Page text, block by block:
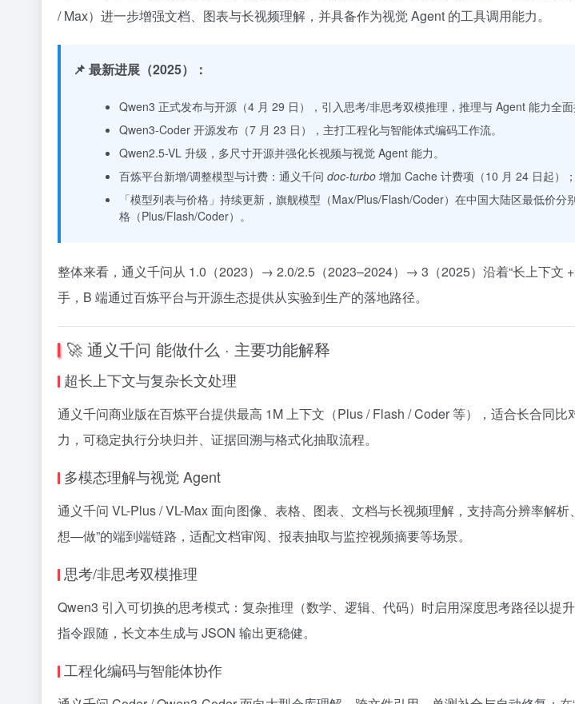
/ Max）进一步增强文档、图表与长视频理解，并具备作为视觉 Agent 的工具调用能力。
📌 最新进展（2025）：
Qwen3 正式发布与开源（4 月 29 日），引入思考/非思考双模推理，推理与 Agent 能力全面
Qwen3-Coder 开源发布（7 月 23 日），主打工程化与智能体式编码工作流。
Qwen2.5-VL 升级，多尺寸开源并强化长视频与视觉 Agent 能力。
百炼平台新增/调整模型与计费：通义千问 doc-turbo 增加 Cache 计费项（10 月 24 日起）
「模型列表与价格」持续更新，旗舰模型（Max/Plus/Flash/Coder）在中国大陆区最低价分
格（Plus/Flash/Coder）。
整体来看，通义千问从 1.0（2023）→ 2.0/2.5（2023–2024）→ 3（2025）沿着“长上下文
手，B 端通过百炼平台与开源生态提供从实验到生产的落地路径。
🚀 通义千问 能做什么 · 主要功能解释
超长上下文与复杂长文处理
通义千问商业版在百炼平台提供最高 1M 上下文（Plus / Flash / Coder 等），适合长合同
力，可稳定执行分块归并、证据回溯与格式化抽取流程。
多模态理解与视觉 Agent
通义千问 VL-Plus / VL-Max 面向图像、表格、图表、文档与长视频理解，支持高分辨率解
想—做”的端到端链路，适配文档审阅、报表抽取与监控视频摘要等场景。
思考/非思考双模推理
Qwen3 引入可切换的思考模式：复杂推理（数学、逻辑、代码）时启用深度思考路径以
指令跟随，长文本生成与 JSON 输出更稳健。
工程化编码与智能体协作